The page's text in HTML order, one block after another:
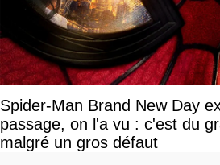
Spider-Man Brand New Day
passage, on l'a vu : c'est du
malgré un gros défaut